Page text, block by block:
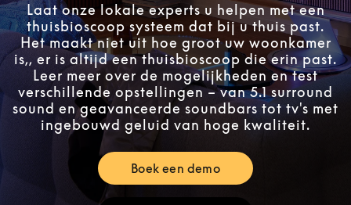
Laat onze lokale experts u helpen met een
thuisbioscoop systeem dat bij u thuis past.
Het maakt niet uit hoe groot uw woonkamer
is,, er is altijd een thuisbioscoop die erin past.
Leer meer over de mogelijkheden en test
verschillende opstellingen – van 5.1 surround
sound en geavanceerde soundbars tot tv's met
ingebouwd geluid van hoge kwaliteit.
Boek een demoLink Opens in New Tab